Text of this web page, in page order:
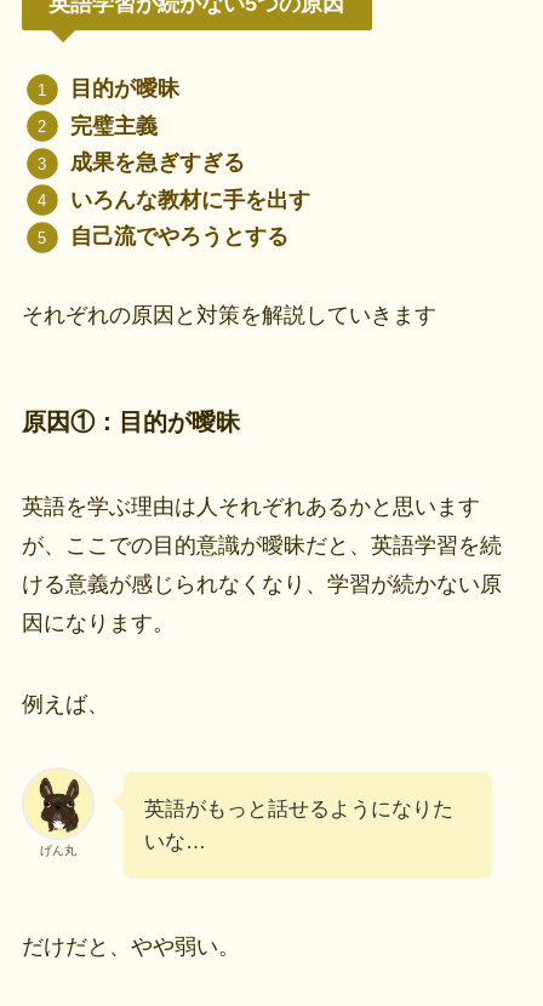
目的が曖昧
完璧主義
成果を急ぎすぎる
いろんな教材に手を出す
自己流でやろうとする
それぞれの原因と対策を解説していきます
原因①：目的が曖昧
英語を学ぶ理由は人それぞれあるかと思います
が、ここでの目的意識が曖昧だと、英語学習を続
ける意義が感じられなくなり、学習が続かない原
因になります。
例えば、
げん丸
英語がもっと話せるようになりた
いな…
だけだと、やや弱い。